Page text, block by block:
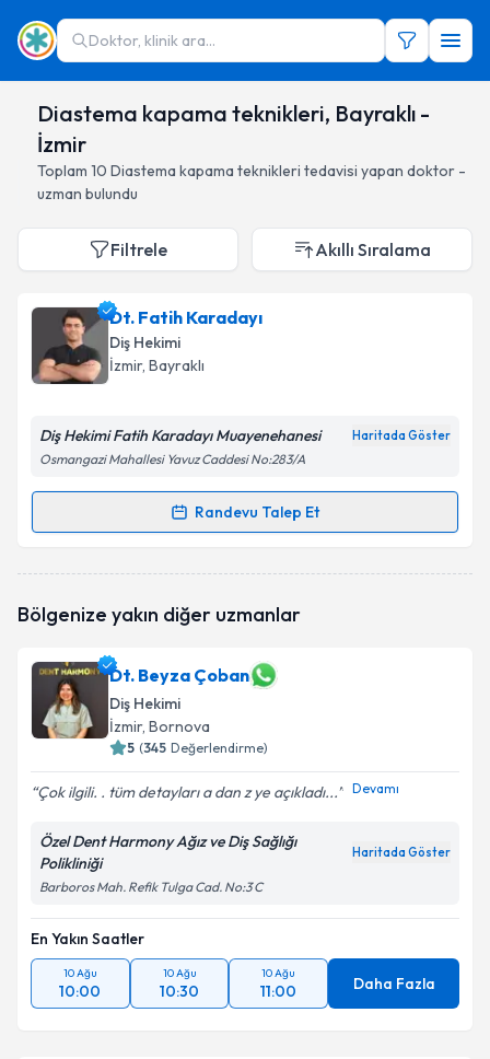
Doktor, klinik ara...
Diastema kapama teknikleri, Bayraklı -
İzmir
Toplam 10 Diastema kapama teknikleri tedavisi yapan doktor -
uzman bulundu
Filtrele Akıllı Sıralama
Dt. Fatih Karadayı
Diş Hekimi
İzmir, Bayraklı
Diş Hekimi Fatih Karadayı Muayenehanesi Haritada Göster
Osmangazi Mahallesi Yavuz Caddesi No:283/A
Randevu Talep Et
Randevu Takvimi Talebi
oluşturun. Size bu uzmandan randevu almanız için bir
E-posta Adresiniz
Kişisel verilerimin işlenmesine ilişkin Aydınlatma
kapsamda işlenmesini kabul ediyorum.
Bölgenize yakın diğer uzmanlar
Dt. Beyza Çoban
Diş Hekimi
İzmir, Bornova
5 (345 Değerlendirme)
Çok ilgili. . tüm detayları a dan z ye açıkladı... Devamı
Özel Dent Harmony Ağız ve Diş Sağlığı
Polikliniği
Haritada Göster
Barboros Mah. Refik Tulga Cad. No:3 C
En Yakın Saatler
10 Ağu
10:00
10 Ağu
10:30
10 Ağu
11:00 Daha Fazla